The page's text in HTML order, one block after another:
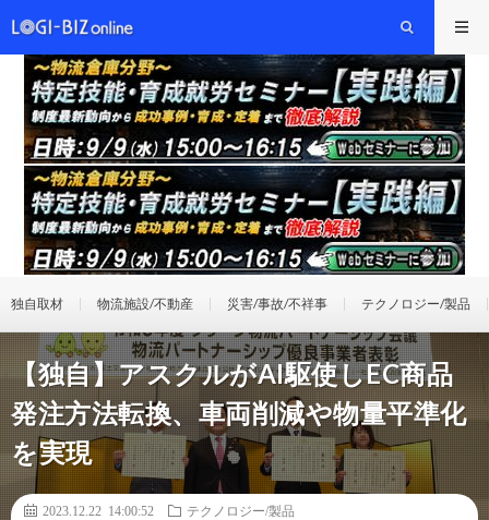
独自取材 物流施設/不動産 災害/事故/不祥事 テクノロジー/製品
【独自】アスクルがAI駆使しEC商品
発注方法転換、車両削減や物量平準化
を実現
2023.12.22 14:00:52
テクノロジー/製品